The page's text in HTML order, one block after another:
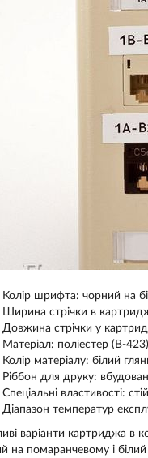
Колір шрифта: чорний на
Ширина стрічки в
Довжина стрічки у
Матеріал: поліестер (В-
Колір матеріалу: білий
Ріббон ​​для друку:
Спеціальні властивості:
Діапазон температур
варіанти картриджа в
на помаранчевому і